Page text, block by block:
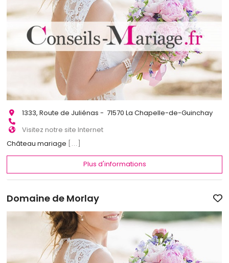
1333, Route de Juliénas - 71570 La Chapelle-de-Guinchay
Visitez notre site Internet
Château mariage [...]
Plus d'informations
Domaine de Morlay